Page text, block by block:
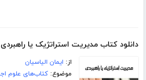
دانلود کتاب مدیریت استراتژیک یا راهبردی
از: ایمان الیاسیان
موضوع:کتاب‌های علوم